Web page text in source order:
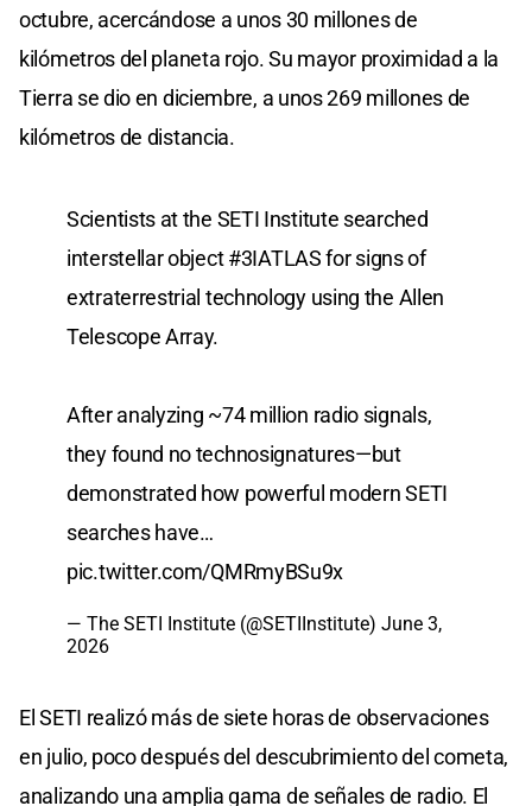
octubre, acercándose a unos 30 millones de
kilómetros del planeta rojo. Su mayor proximidad a la
Tierra se dio en diciembre, a unos 269 millones de
kilómetros de distancia.
Scientists at the SETI Institute searched
interstellar object#3IATLASfor signs of
extraterrestrial technology using the Allen
Telescope Array.
After analyzing ~74 million radio signals,
they found no technosignatures—but
demonstrated how powerful modern SETI
searches have…
pic.twitter.com/QMRmyBSu9x
— The SETI Institute (@SETIInstitute) June 3,
2026
El SETI realizó más de siete horas de observaciones
en julio, poco después del descubrimiento del cometa,
analizando una amplia gama de señales de radio. El